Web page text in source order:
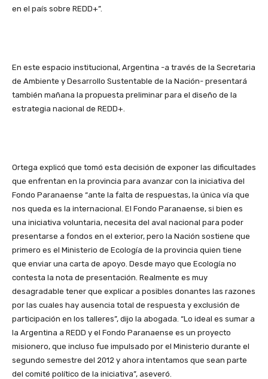
en el país sobre REDD+”.
En este espacio institucional, Argentina -a través de la Secretaria
de Ambiente y Desarrollo Sustentable de la Nación- presentará
también mañana la propuesta preliminar para el diseño de la
estrategia nacional de REDD+.
Ortega explicó que tomó esta decisión de exponer las dificultades
que enfrentan en la provincia para avanzar con la iniciativa del
Fondo Paranaense “ante la falta de respuestas, la única vía que
nos queda es la internacional. El Fondo Paranaense, si bien es
una iniciativa voluntaria, necesita del aval nacional para poder
presentarse a fondos en el exterior, pero la Nación sostiene que
primero es el Ministerio de Ecología de la provincia quien tiene
que enviar una carta de apoyo. Desde mayo que Ecología no
contesta la nota de presentación. Realmente es muy
desagradable tener que explicar a posibles donantes las razones
por las cuales hay ausencia total de respuesta y exclusión de
participación en los talleres”, dijo la abogada. “Lo ideal es sumar a
la Argentina a REDD y el Fondo Paranaense es un proyecto
misionero, que incluso fue impulsado por el Ministerio durante el
segundo semestre del 2012 y ahora intentamos que sean parte
del comité político de la iniciativa”, aseveró.